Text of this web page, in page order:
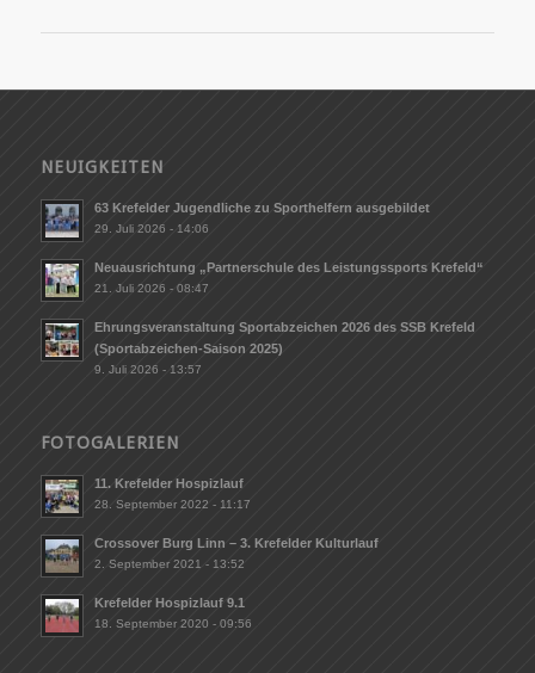
NEUIGKEITEN
63 Krefelder Jugendliche zu Sporthelfern ausgebildet
29. Juli 2026 - 14:06
Neuausrichtung „Partnerschule des Leistungssports Krefeld“
21. Juli 2026 - 08:47
Ehrungsveranstaltung Sportabzeichen 2026 des SSB Krefeld
(Sportabzeichen-Saison 2025)
9. Juli 2026 - 13:57
FOTOGALERIEN
11. Krefelder Hospizlauf
28. September 2022 - 11:17
Crossover Burg Linn – 3. Krefelder Kulturlauf
2. September 2021 - 13:52
Krefelder Hospizlauf 9.1
18. September 2020 - 09:56